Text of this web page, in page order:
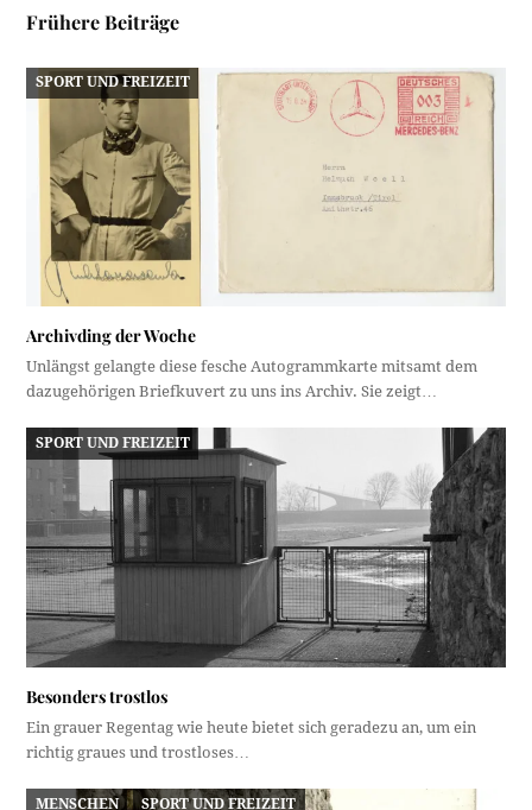
Frühere Beiträge
SPORT UND FREIZEIT
Archivding der Woche
Unlängst gelangte diese fesche Autogrammkarte mitsamt dem
dazugehörigen Briefkuvert zu uns ins Archiv. Sie zeigt…
SPORT UND FREIZEIT
Besonders trostlos
Ein grauer Regentag wie heute bietet sich geradezu an, um ein
richtig graues und trostloses…
MENSCHEN SPORT UND FREIZEIT